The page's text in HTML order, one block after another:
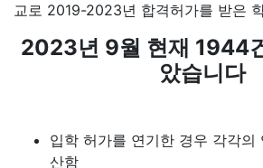
교로 2019-2023년 합격허가를 받은
2023년 9월 현재 1944
았습니다
입학 허가를 연기한 경우 각각의
산함